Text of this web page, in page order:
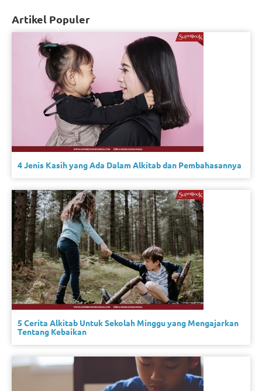
Artikel Populer
4 Jenis Kasih yang Ada Dalam Alkitab dan Pembahasannya
5 Cerita Alkitab Untuk Sekolah Minggu yang Mengajarkan
Tentang Kebaikan